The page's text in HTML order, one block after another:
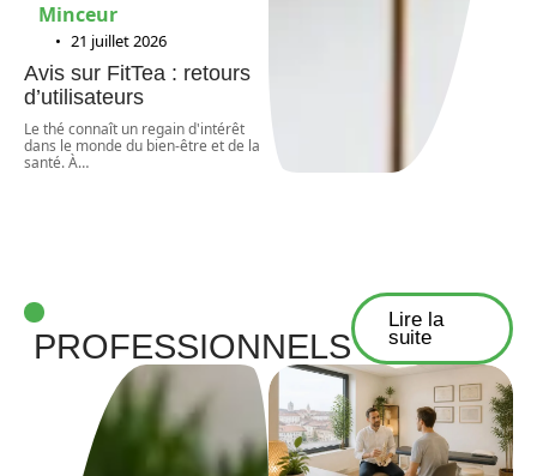
Minceur
21 juillet 2026
Avis sur FitTea : retours
d’utilisateurs
Le thé connaît un regain d'intérêt
dans le monde du bien-être et de la
santé. À…
PROFESSIONNELS
Lire la
suite